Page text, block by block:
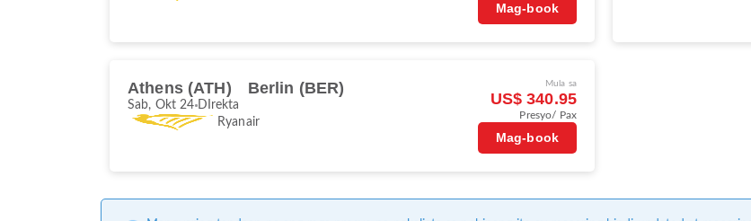
Mag-book
Athens (ATH) Berlin (BER)
Sab, Okt 24 DIrekta
Ryanair
Mula sa
US$ 340.95
Presyo/ Pax
Mag-book